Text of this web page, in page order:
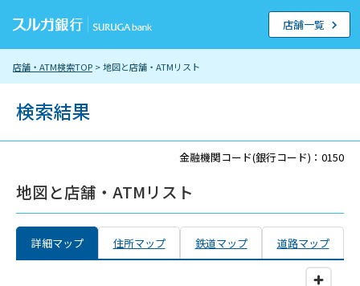
店舗・ATM検索TOP > 地図と店舗・ATMリスト
店舗一覧
検索結果
金融機関コード(銀行コード)：0150
地図と店舗・ATMリスト
詳細マップ 住所マップ 鉄道マップ 道路マップ